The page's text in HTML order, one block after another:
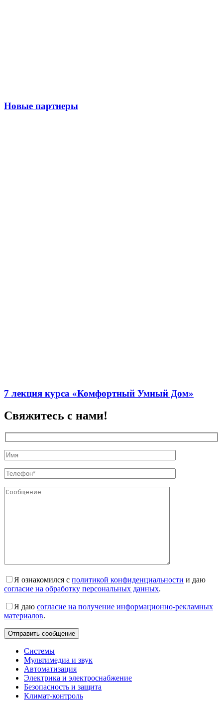
Новые партнеры
7 лекция курса «Комфортный Умный Дом»
Свяжитесь с нами!
Я ознакомился с политикой конфиденциальности и даю
согласие на обработку персональных данных.
Я даю согласие на получение информационно-рекламных
материалов.
Системы
Мультимедиа и звук
Автоматизация
Электрика и электроснабжение
Безопасность и защита
Климат-контроль